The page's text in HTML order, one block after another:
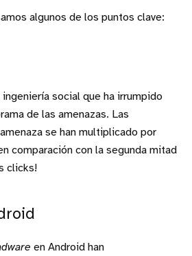
algunos de los puntos clave:
social que ha irrumpido
de las amenazas. Las
se han multiplicado por
comparación con la segunda mitad
clicks!
en Android han